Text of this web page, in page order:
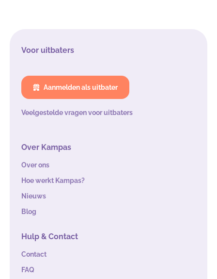
Voor uitbaters
Aanmelden als uitbater
Veelgestelde vragen voor uitbaters
Over Kampas
Over ons
Hoe werkt Kampas?
Nieuws
Blog
Hulp & Contact
Contact
FAQ